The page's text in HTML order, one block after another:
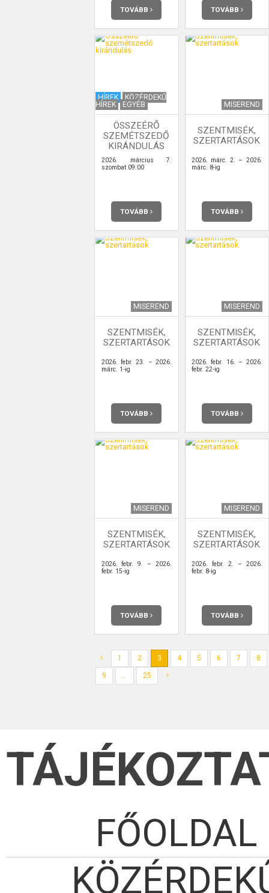
TOVÁBB TOVÁBB
HÍREK
KÖZÉRDEKŰ
HÍREK
EGYÉB
ÖSSZEÉRŐ
SZEMÉTSZEDŐ
KIRÁNDULÁS
2026. március 7.
szombat 09:00
TOVÁBB
MISEREND
SZENTMISÉK,
SZERTARTÁSOK
2026. márc. 2. – 2026.
márc. 8-ig
TOVÁBB
MISEREND
SZENTMISÉK,
SZERTARTÁSOK
2026. febr. 23. – 2026.
márc. 1-ig
TOVÁBB
MISEREND
SZENTMISÉK,
SZERTARTÁSOK
2026. febr. 16. – 2026.
febr. 22-ig
TOVÁBB
MISEREND
SZENTMISÉK,
SZERTARTÁSOK
2026. febr. 9. – 2026.
febr. 15-ig
TOVÁBB
MISEREND
SZENTMISÉK,
SZERTARTÁSOK
2026. febr. 2. – 2026.
febr. 8-ig
TOVÁBB
1 2 3 4 5 6 7 8
9 ... 25
FŐOLDAL